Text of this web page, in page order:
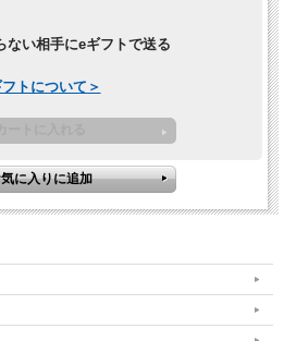
ない相手にeギフトで送る
トについて＞